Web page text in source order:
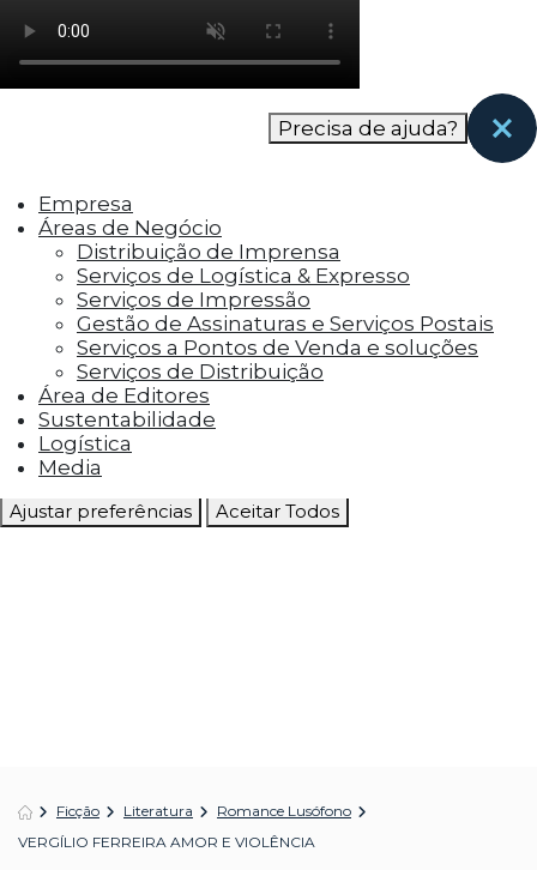
como os visitantes interagem com o site. Esses
cookies ajudam a fornecer informações sobre
as métricas do número de visitantes, taxa de
rejeição, origem do tráfego, etc.
funcionalidades, como compartilhar o
conteúdo do site em plataformas de social
media, coletar feedbacks e outros recursos de
terceiros.
Cookies Marketing
Os cookies de marketing são usados para
entregar aos visitantes anúncios
personalizados com base nas páginas que eles
visitaram antes e analisar a eficácia da
campanha publicitária.
Ajustar preferências Aceitar Todos
Precisa de ajuda?
Empresa
Áreas de Negócio
Distribuição de Imprensa
Serviços de Logística & Expresso
Serviços de Impressão
Gestão de Assinaturas e Serviços Postais
Serviços a Pontos de Venda e soluções
Serviços de Distribuição
Área de Editores
Sustentabilidade
Logística
Media
Ficção Literatura
Romance Lusófono
VERGÍLIO FERREIRA AMOR E VIOLÊNCIA